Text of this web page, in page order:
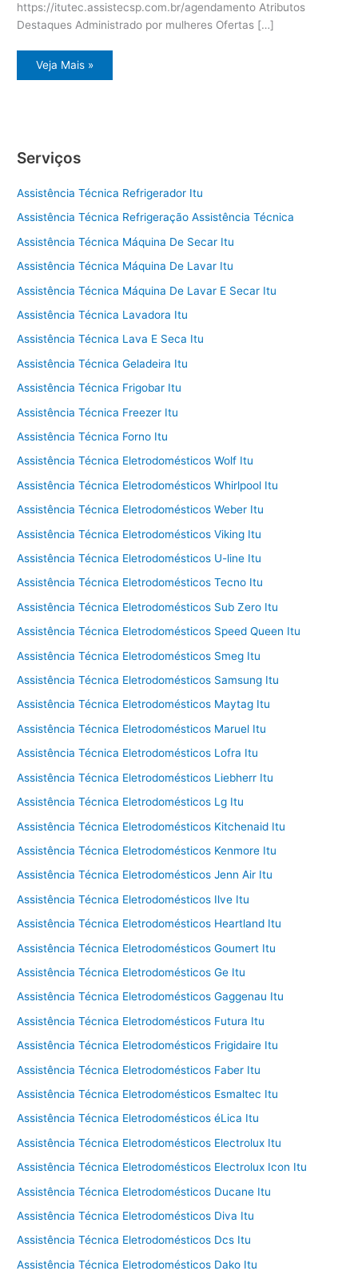
https://itutec.assistecsp.com.br/agendamento Atributos
Destaques Administrado por mulheres Ofertas […]
Assistência
eletrodoméstico
Veja Mais »
Serviços
Assistência Técnica Refrigerador Itu
Assistência Técnica Refrigeração Assistência Técnica
Assistência Técnica Máquina De Secar Itu
Assistência Técnica Máquina De Lavar Itu
Assistência Técnica Máquina De Lavar E Secar Itu
Assistência Técnica Lavadora Itu
Assistência Técnica Lava E Seca Itu
Assistência Técnica Geladeira Itu
Assistência Técnica Frigobar Itu
Assistência Técnica Freezer Itu
Assistência Técnica Forno Itu
Assistência Técnica Eletrodomésticos Wolf Itu
Assistência Técnica Eletrodomésticos Whirlpool Itu
Assistência Técnica Eletrodomésticos Weber Itu
Assistência Técnica Eletrodomésticos Viking Itu
Assistência Técnica Eletrodomésticos U-line Itu
Assistência Técnica Eletrodomésticos Tecno Itu
Assistência Técnica Eletrodomésticos Sub Zero Itu
Assistência Técnica Eletrodomésticos Speed Queen Itu
Assistência Técnica Eletrodomésticos Smeg Itu
Assistência Técnica Eletrodomésticos Samsung Itu
Assistência Técnica Eletrodomésticos Maytag Itu
Assistência Técnica Eletrodomésticos Maruel Itu
Assistência Técnica Eletrodomésticos Lofra Itu
Assistência Técnica Eletrodomésticos Liebherr Itu
Assistência Técnica Eletrodomésticos Lg Itu
Assistência Técnica Eletrodomésticos Kitchenaid Itu
Assistência Técnica Eletrodomésticos Kenmore Itu
Assistência Técnica Eletrodomésticos Jenn Air Itu
Assistência Técnica Eletrodomésticos Ilve Itu
Assistência Técnica Eletrodomésticos Heartland Itu
Assistência Técnica Eletrodomésticos Goumert Itu
Assistência Técnica Eletrodomésticos Ge Itu
Assistência Técnica Eletrodomésticos Gaggenau Itu
Assistência Técnica Eletrodomésticos Futura Itu
Assistência Técnica Eletrodomésticos Frigidaire Itu
Assistência Técnica Eletrodomésticos Faber Itu
Assistência Técnica Eletrodomésticos Esmaltec Itu
Assistência Técnica Eletrodomésticos éLica Itu
Assistência Técnica Eletrodomésticos Electrolux Itu
Assistência Técnica Eletrodomésticos Electrolux Icon Itu
Assistência Técnica Eletrodomésticos Ducane Itu
Assistência Técnica Eletrodomésticos Diva Itu
Assistência Técnica Eletrodomésticos Dcs Itu
Assistência Técnica Eletrodomésticos Dako Itu